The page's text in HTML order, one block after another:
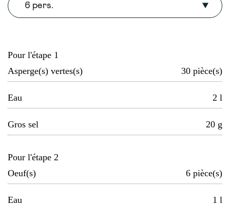
6 pers.
Pour l'étape 1
Asperge(s) vertes(s)
30 pièce(s)
Eau 2 l
Gros sel 20 g
Pour l'étape 2
Oeuf(s)
6 pièce(s)
Eau 1 l